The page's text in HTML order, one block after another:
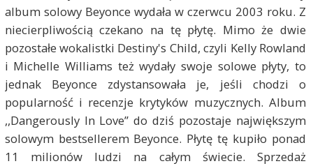
album solowy Beyonce wydała w czerwcu 2003 roku. Z
niecierpliwością czekano na tę płytę. Mimo że dwie
pozostałe wokalistki Destiny's Child, czyli Kelly Rowland
i Michelle Williams też wydały swoje solowe płyty, to
jednak Beyonce zdystansowała je, jeśli chodzi o
popularność i recenzje krytyków muzycznych. Album
,,Dangerously In Love” do dziś pozostaje największym
solowym bestsellerem Beyonce. Płytę tę kupiło ponad
11 milionów ludzi na całym świecie. Sprzedaż